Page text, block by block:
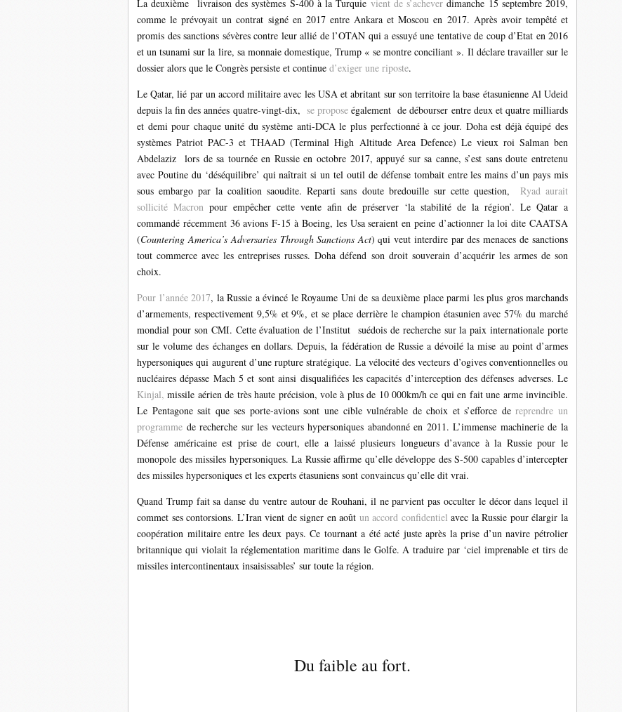
La deuxième livraison des systèmes S-400 à la Turquie vient de s’achever dimanche 15 septembre 2019,
comme le prévoyait un contrat signé en 2017 entre Ankara et Moscou en 2017. Après avoir tempêté et
promis des sanctions sévères contre leur allié de l’OTAN qui a essuyé une tentative de coup d’Etat en 2016
et un tsunami sur la lire, sa monnaie domestique, Trump « se montre conciliant ». Il déclare travailler sur le
dossier alors que le Congrès persiste et continue d’exiger une riposte.
Le Qatar, lié par un accord militaire avec les USA et abritant sur son territoire la base étasunienne Al Udeid
depuis la fin des années quatre-vingt-dix, se proposeégalement de débourser entre deux et quatre milliards
et demi pour chaque unité du système anti-DCA le plus perfectionné à ce jour. Doha est déjà équipé des
systèmes Patriot PAC-3 et THAAD (Terminal High Altitude Area Defence) Le vieux roi Salman ben
Abdelaziz lors de sa tournée en Russie en octobre 2017, appuyé sur sa canne, s’est sans doute entretenu
avec Poutine du ‘déséquilibre’ qui naîtrait si un tel outil de défense tombait entre les mains d’un pays mis
sous embargo par la coalition saoudite. Reparti sans doute bredouille sur cette question, Ryad aurait
sollicité Macron pour empêcher cette vente afin de préserver ‘la stabilité de la région’. Le Qatar a
commandé récemment 36 avions F-15 à Boeing, les Usa seraient en peine d’actionner la loi dite CAATSA
(Countering America’s Adversaries Through Sanctions Act) qui veut interdire par des menaces de sanctions
tout commerce avec les entreprises russes. Doha défend son droit souverain d’acquérir les armes de son
choix.
Pour l’année 2017, la Russie a évincé le Royaume Uni de sa deuxième place parmi les plus gros marchands
d’armements, respectivement 9,5% et 9%, et se place derrière le champion étasunien avec 57% du marché
mondial pour son CMI. Cette évaluation de l’Institut suédois de recherche sur la paix internationale porte
sur le volume des échanges en dollars. Depuis, la fédération de Russie a dévoilé la mise au point d’armes
hypersoniques qui augurent d’une rupture stratégique. La vélocité des vecteurs d’ogives conventionnelles ou
nucléaires dépasse Mach 5 et sont ainsi disqualifiées les capacités d’interception des défenses adverses. Le
Kinjal, missile aérien de très haute précision, vole à plus de 10 000km/h ce qui en fait une arme invincible.
Le Pentagone sait que ses porte-avions sont une cible vulnérable de choix et s’efforce dereprendre un
programme de recherche sur les vecteurs hypersoniques abandonné en 2011. L’immense machinerie de la
Défense américaine est prise de court, elle a laissé plusieurs longueurs d’avance à la Russie pour le
monopole des missiles hypersoniques. La Russie affirme qu’elle développe des S-500 capables d’intercepter
des missiles hypersoniques et les experts étasuniens sont convaincus qu’elle dit vrai.
Quand Trump fait sa danse du ventre autour de Rouhani, il ne parvient pas occulter le décor dans lequel il
commet ses contorsions. L’Iran vient de signer en août un accord confidentiel avec la Russie pour élargir la
coopération militaire entre les deux pays. Ce tournant a été acté juste après la prise d’un navire pétrolier
britannique qui violait la réglementation maritime dans le Golfe. A traduire par ‘ciel imprenable et tirs de
missiles intercontinentaux insaisissables’ sur toute la région.
Du faible au fort.